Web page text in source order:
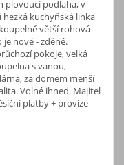
plovoucí podlaha, v
kuchyňská linka
větší rohová
nové - zděné.
pokoje, velká
s vanou,
za domem menší
Volné ihned. Majitel
platby + provize